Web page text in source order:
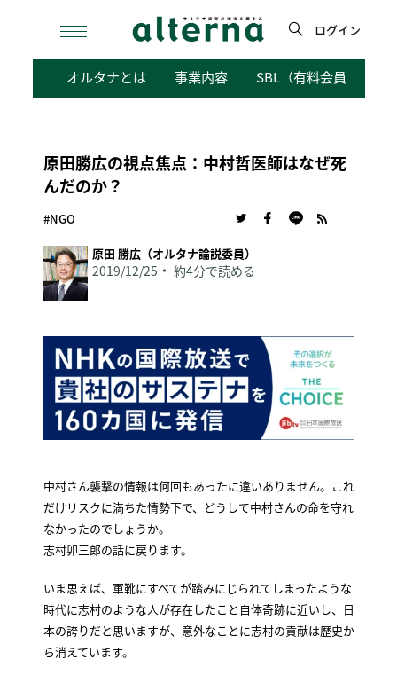
検
ログイン
オルタナとは 事業内容 SBL（有料会員向けサ
原田勝広の視点焦点：中村哲医師はなぜ死
んだのか？
#NGO
原田 勝広（オルタナ論説委員）
2019/12/25 約4分で読める
中村さん襲撃の情報は何回もあったに違いありません。これ
だけリスクに満ちた情勢下で、どうして中村さんの命を守れ
なかったのでしょうか。
志村卯三郎の話に戻ります。
いま思えば、軍靴にすべてが踏みにじられてしまったような
時代に志村のような人が存在したこと自体奇跡に近いし、日
本の誇りだと思いますが、意外なことに志村の貢献は歴史か
ら消えています。